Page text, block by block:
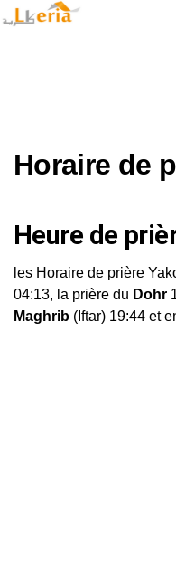
Horaire de
Heure de
les Horaire de prière
04:13, la prière du Dohr
Maghrib (Iftar) 19:44 et